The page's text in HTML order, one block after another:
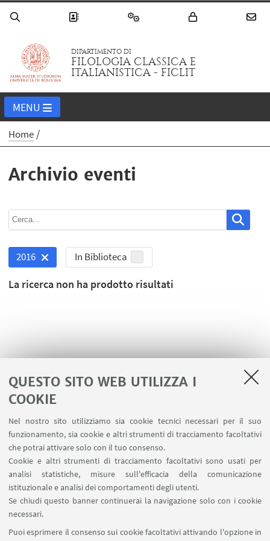
QUESTO SITO WEB UTILIZZA I
COOKIE
Nel nostro sito utilizziamo sia cookie tecnici necessari per il suo
funzionamento, sia cookie e altri strumenti di tracciamento facoltativi
che potrai attivare solo con il tuo consenso.
Cookie e altri strumenti di tracciamento facoltativi sono usati per
analisi statistiche, misure sull'efficacia della comunicazione
istituzionale e analisi dei comportamenti degli utenti.
Se chiudi questo banner continuerai la navigazione solo con i cookie
necessari.
Puoi esprimere il consenso sui cookie facoltativi attivando l'opzione in
DIPARTIMENTO DI
FILOLOGIA CLASSICA E
ITALIANISTICA - FICLIT
MENU
Home
Archivio eventi
2016 In Biblioteca
La ricerca non ha prodotto risultati
LINK UTILI
Contatti
Area riservata
SEGUI UNIBO SU: